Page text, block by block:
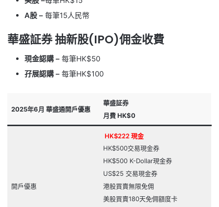
A股 – 每筆15人民幣
華盛証券 抽新股(IPO)佣金收費
現金認購 – 每筆HK$50
孖展認購 – 每筆HK$100
2025年6月 華盛通開戶優惠
華盛証券
月費 HK$0
開戶優惠
HK$222 現金
HK$500交易現金券
HK$500 K-Dollar現金券
US$25 交易現金券
港股買賣無限免佣
美股買賣180天免佣額度卡